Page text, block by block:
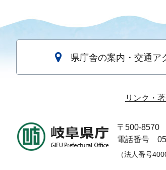
県庁舎の案内・交通ア
リンク・
〒500-8570
電話番号
（法人番号